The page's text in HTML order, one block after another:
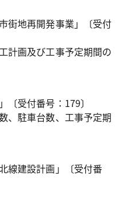
街地再開発事業」〔受付
計画及び工事予定期間の
〔受付番号：179〕
、駐車台数、工事予定期
線建設計画」〔受付番